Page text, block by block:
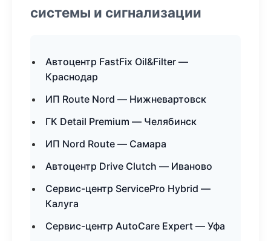
системы и сигнализации
Автоцентр FastFix Oil&Filter —
Краснодар
ИП Route Nord — Нижневартовск
ГК Detail Premium — Челябинск
ИП Nord Route — Самара
Автоцентр Drive Clutch — Иваново
Сервис-центр ServicePro Hybrid —
Калуга
Сервис-центр AutoCare Expert — Уфа